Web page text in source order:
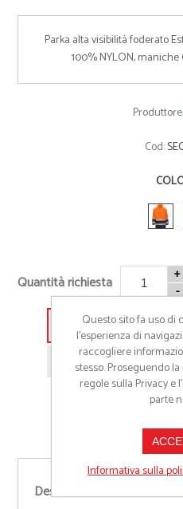
Parka alta visibilità foderato
100% NYLON, maniche
Cod:
Quantità richiesta
+
-
Aggiungi alla lista
Richiedi informazioni
Descrizione
Questo sito fa uso di
l’esperienza di
raccogliere
stesso. Proseguendo
regole sulla Privacy e
parte
Informativa sulla